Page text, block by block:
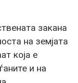
закана
на земјата
која е
и на